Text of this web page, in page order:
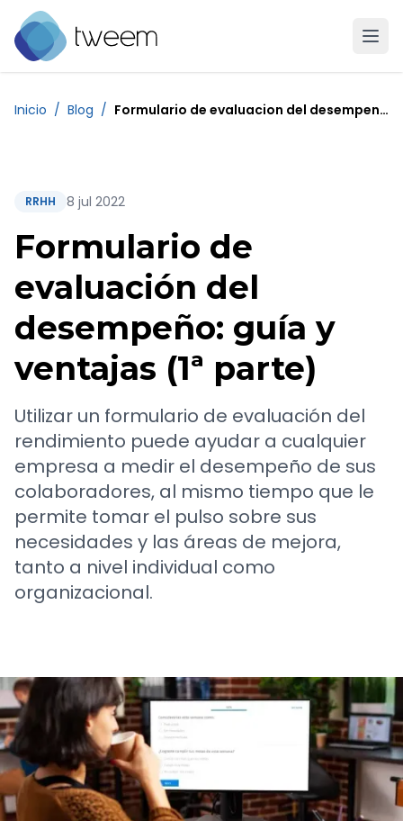
Ir a la página de inicio de Tweem
Inicio / Blog / Formulario de evaluacion del desempeno guia y ventajas 1 parte 1
RRHH 8 jul 2022
Formulario de
evaluación del
desempeño: guía y
ventajas (1ª parte)
Utilizar un formulario de evaluación del
rendimiento puede ayudar a cualquier
empresa a medir el desempeño de sus
colaboradores, al mismo tiempo que le
permite tomar el pulso sobre sus
necesidades y las áreas de mejora,
tanto a nivel individual como
organizacional.